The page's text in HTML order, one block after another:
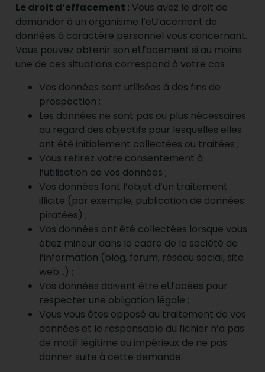
Le droit d’effacement : Vous avez le droit de
demander à un organisme l’eƯacement de
données à caractère personnel vous concernant.
Vous pouvez obtenir son eƯacement si au moins
une de ces situations correspond à votre cas :
Vos données sont utilisées à des fins de
prospection ;
Les données ne sont pas ou plus nécessaires
au regard des objectifs pour lesquelles elles
ont été initialement collectées ou traitées ;
Vous retirez votre consentement à
l’utilisation de vos données ;
Vos données font l’objet d’un traitement
illicite (par exemple, publication de données
piratées) ;
Vos données ont été collectées lorsque vous
étiez mineur dans le cadre de la société de
l’information (blog, forum, réseau social, site
web…) ;
Vos données doivent être eƯacées pour
respecter une obligation légale ;
Vous vous êtes opposé au traitement de vos
données et le responsable du fichier n’a pas
de motif légitime ou impérieux de ne pas
donner suite à cette demande.